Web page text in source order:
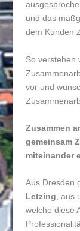
und das
dem Kunden
So verstehen
vor und
Zusammen
gemeinsam
miteinander
Aus Dresden
Letzing, aus
welche diese